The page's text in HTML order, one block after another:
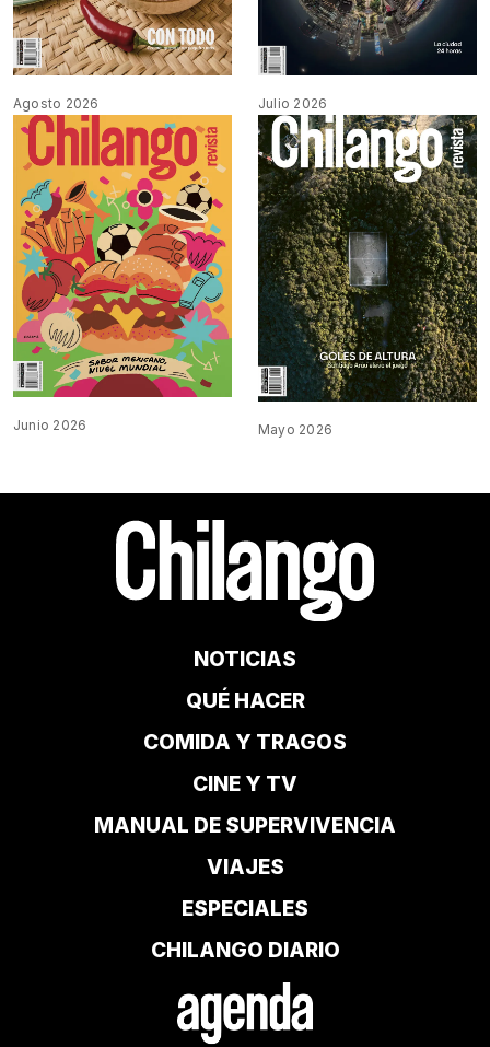
Agosto 2026 Julio 2026
Junio 2026 Mayo 2026
NOTICIAS
QUÉ HACER
COMIDA Y TRAGOS
CINE Y TV
MANUAL DE SUPERVIVENCIA
VIAJES
ESPECIALES
CHILANGO DIARIO